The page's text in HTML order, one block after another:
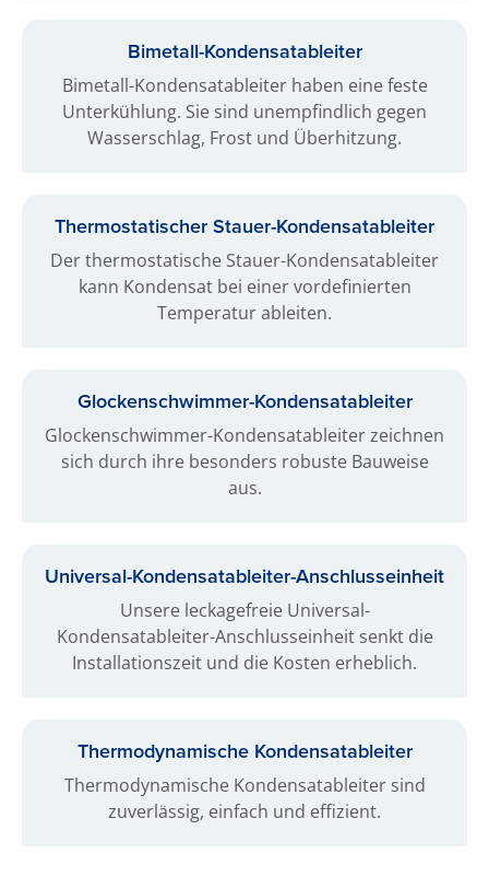
Bimetall-Kondensat­ableiter
Bimetall-Kondensatableiter haben eine feste
Unterkühlung. Sie sind unempfindlich gegen
Wasserschlag, Frost und Überhitzung.
Thermostatischer Stauer-Kondensat­ableiter
Der thermostatische Stauer-Kondensatableiter
kann Kondensat bei einer vordefinierten
Temperatur ableiten.
Glocken­schwimmer-Kondensat­ableiter
Glockenschwimmer-Kondensatableiter zeichnen
sich durch ihre besonders robuste Bauweise
aus.
Universal-Kondensat­ableiter-Anschlusseinheit
Unsere leckagefreie Universal-
Kondensatableiter-Anschlusseinheit senkt die
Installationszeit und die Kosten erheblich.
Thermo­dynamische Kondensat­ableiter
Thermodynamische Kondensatableiter sind
zuverlässig, einfach und effizient.